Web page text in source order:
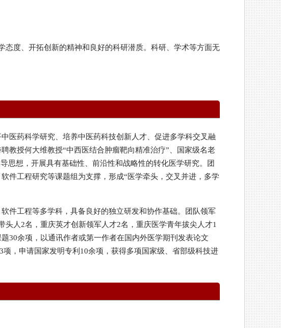
度、开拓创新的精神和良好的科研潜质。科研、学术等方面无
医药科学研究、培养中医药科技创新人才、促进多学科交叉融
教授何大维教授“中西医结合肿瘤靶向精准治疗”、国家级名老
思想，开展具有基础性、前沿性和战略性的转化医学研究。团
件工程研究等课题组为支撑，形成“医学牵头，交叉并进，多学
件工程等多学科，具备良好的独立研发和协作基础。团队领军
人2名，重庆英才创新领军人才2名，重庆医学青年拔尖人才1
30余项，以通讯作者或第一作者在国内外医学期刊发表论文
，申请国家发明专利10余项，获得多项国家级、省部级科技进